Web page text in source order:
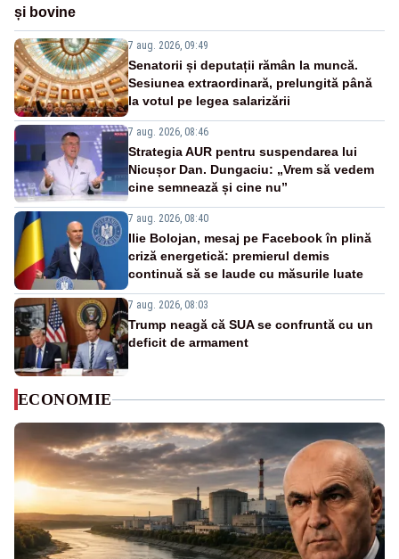
și bovine
7 aug. 2026, 09:49
Senatorii și deputații rămân la muncă.
Sesiunea extraordinară, prelungită până
la votul pe legea salarizării
7 aug. 2026, 08:46
Strategia AUR pentru suspendarea lui
Nicușor Dan. Dungaciu: „Vrem să vedem
cine semnează și cine nu”
7 aug. 2026, 08:40
Ilie Bolojan, mesaj pe Facebook în plină
criză energetică: premierul demis
continuă să se laude cu măsurile luate
7 aug. 2026, 08:03
Trump neagă că SUA se confruntă cu un
deficit de armament
ECONOMIE